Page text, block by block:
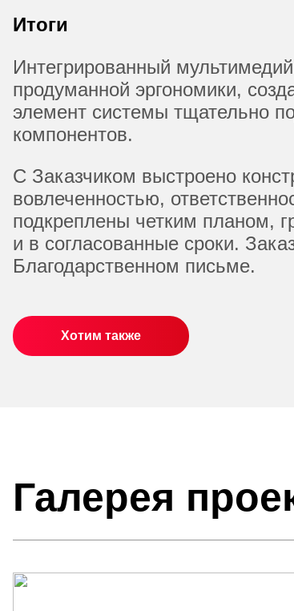
Итоги
Интегрированный
продуманной эргономики,
элемент системы тщательно
компонентов.
С Заказчиком выстроено
вовлеченностью,
подкреплены четким планом,
и в согласованные сроки.
Благодарственном письме.
Хотим также
Галерея